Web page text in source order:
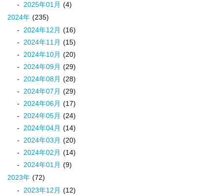
2025年01月 (4)
2024年 (235)
2024年12月 (16)
2024年11月 (15)
2024年10月 (20)
2024年09月 (29)
2024年08月 (28)
2024年07月 (29)
2024年06月 (17)
2024年05月 (24)
2024年04月 (14)
2024年03月 (20)
2024年02月 (14)
2024年01月 (9)
2023年 (72)
2023年12月 (12)